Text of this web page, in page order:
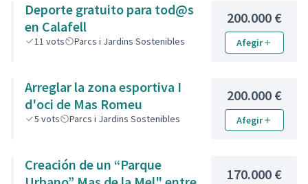
Deporte gratuito para tod@s
en Calafell
11 vots Parcs i Jardins Sostenibles
200.000 €
Afegir
Arreglar la zona esportiva I
d'oci de Mas Romeu
5 vots Parcs i Jardins Sostenibles
200.000 €
Afegir
Creación de un “Parque
170.000 €